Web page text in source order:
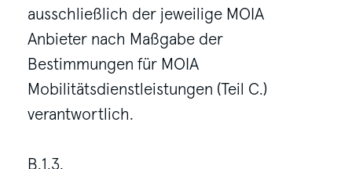
ausschließlich der jeweilige MOIA
Anbieter nach Maßgabe der
Bestimmungen für MOIA
Mobilitätsdienstleistungen (Teil C.)
verantwortlich.
B.1.3.